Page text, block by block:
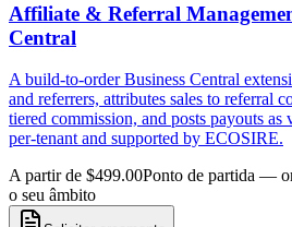
Affiliate & Referral
Central
A build-to-order Business Central
and referrers, attributes sales to referral
tiered commission, and posts payouts
per-tenant and supported by ECOSIRE.
A partir de $499.00Ponto de partida —
o seu âmbito